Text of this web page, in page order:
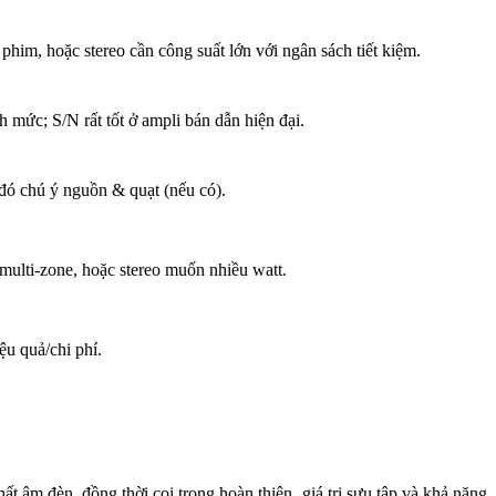
hoặc stereo cần công suất lớn với ngân sách tiết kiệm.
S/N rất tốt ở ampli bán dẫn hiện đại.
chú ý nguồn & quạt (nếu có).
zone, hoặc stereo muốn nhiều watt.
quả/chi phí.